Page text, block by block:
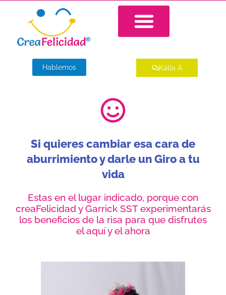
Hablemos Katia A
Si quieres cambiar esa cara de
aburrimiento y darle un Giro a tu
vida
Estas en el lugar indicado, porque con
creaFelicidad y Garrick SST experimentarás
los beneficios de la risa para que disfrutes
el aquí y el ahora